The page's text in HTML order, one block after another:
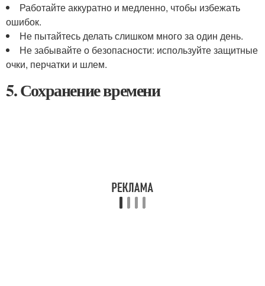
Работайте аккуратно и медленно, чтобы избежать
ошибок.
Не пытайтесь делать слишком много за один день.
Не забывайте о безопасности: используйте защитные
очки, перчатки и шлем.
5. Сохранение времени